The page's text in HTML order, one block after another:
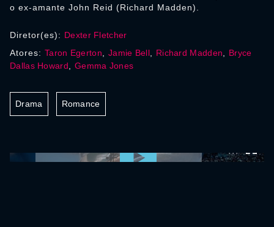
o ex-amante John Reid (Richard Madden).
Diretor(es): Dexter Fletcher
Atores: Taron Egerton Jamie Bell, Richard Madden
Bryce
Dallas Howard
Gemma Jones
Drama Romance